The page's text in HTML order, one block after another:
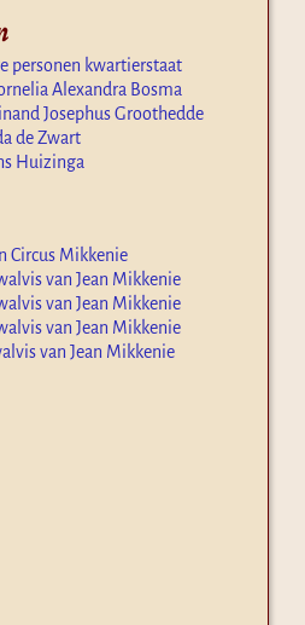
personen kwartierstaat
Alexandra Bosma
Josephus Groothedde
de Zwart
Huizinga
Circus Mikkenie
van Jean Mikkenie
van Jean Mikkenie
van Jean Mikkenie
van Jean Mikkenie